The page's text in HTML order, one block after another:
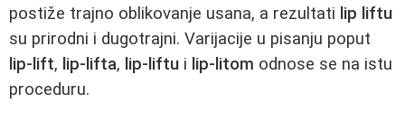
postiže trajno oblikovanje usana, a rezultati lip liftu
su prirodni i dugotrajni. Varijacije u pisanju poput
lip-lift, lip-lifta, lip-liftu i lip-litom odnose se na istu
proceduru.